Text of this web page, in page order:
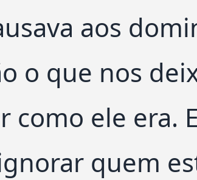
aos
o que nos
ele era.
quem